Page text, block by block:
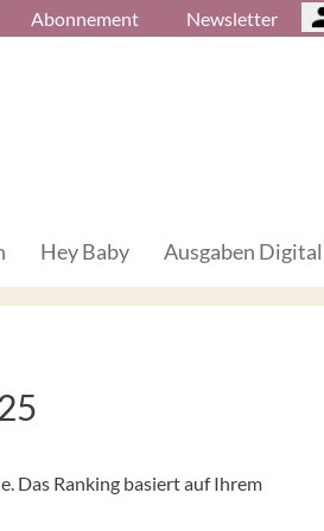
Abonnement Newsletter
Hey Baby Ausgaben Digital
Das Ranking basiert auf Ihrem